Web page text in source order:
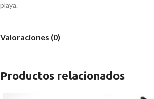
playa.
Valoraciones (0)
Productos relacionados